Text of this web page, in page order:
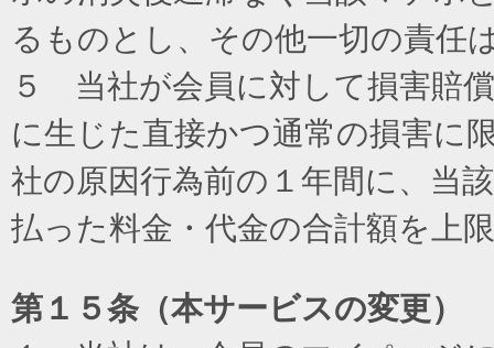
るものとし、その他一切の責任
５ 当社が会員に対して損害賠
に生じた直接かつ通常の損害に
社の原因行為前の１年間に、当
払った料金・代金の合計額を上
第１５条（本サービスの変更）